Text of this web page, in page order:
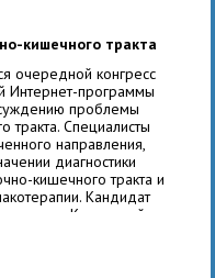
кишечного тракта
очередной конгресс
Интернет-программы
проблемы
тракта. Специалисты
направления,
диагностики
кишечного тракта и
Кандидат
Кучерявый
понимание моторики